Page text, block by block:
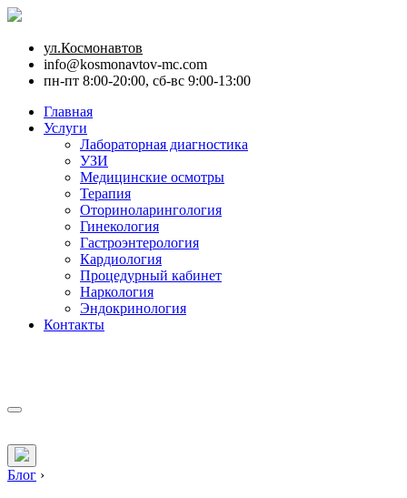
ул.Космонавтов
info@kosmonavtov-mc.com
пн-пт 8:00-20:00, сб-вс 9:00-13:00
Главная
Услуги
Лабораторная диагностика
УЗИ
Медицинские осмотры
Терапия
Оториноларингология
Гинекология
Гастроэнтерология
Кардиология
Процедурный кабинет
Наркология
Эндокринология
Контакты
Блог ›